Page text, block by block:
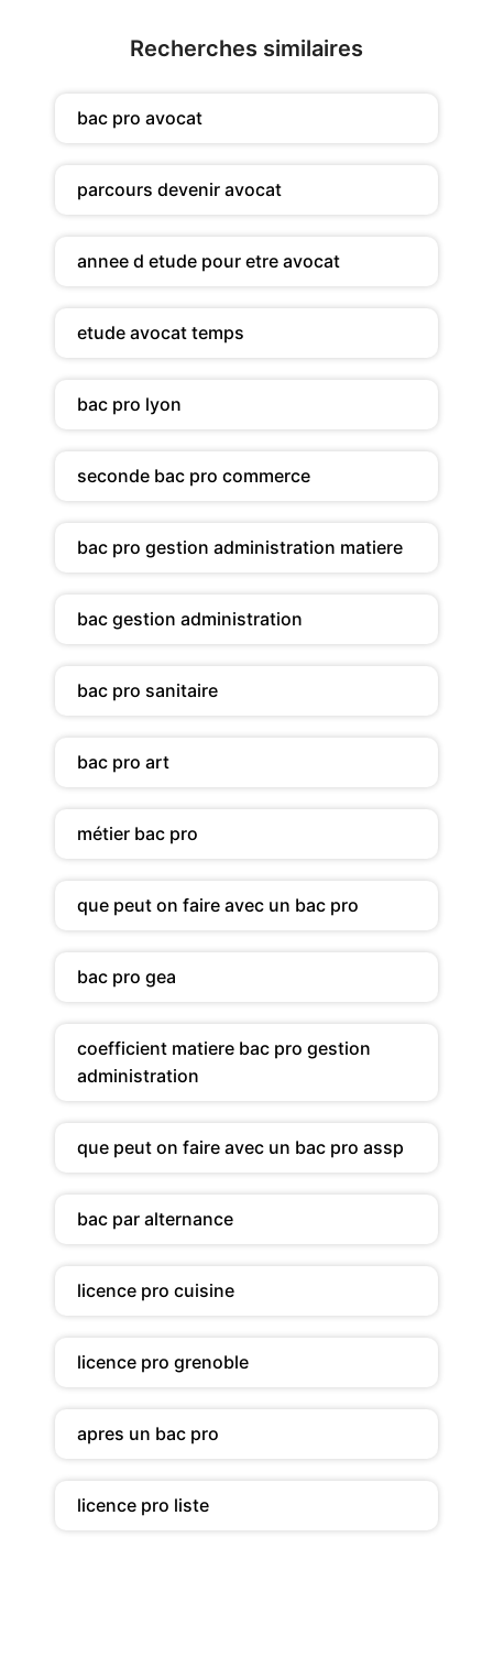
Recherches similaires
bac pro avocat
parcours devenir avocat
annee d etude pour etre avocat
etude avocat temps
bac pro lyon
seconde bac pro commerce
bac pro gestion administration matiere
bac gestion administration
bac pro sanitaire
bac pro art
métier bac pro
que peut on faire avec un bac pro
bac pro gea
coefficient matiere bac pro gestion
administration
que peut on faire avec un bac pro assp
bac par alternance
licence pro cuisine
licence pro grenoble
apres un bac pro
licence pro liste